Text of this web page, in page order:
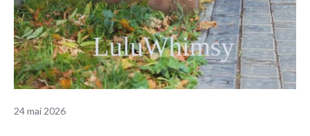
24 mai 2026